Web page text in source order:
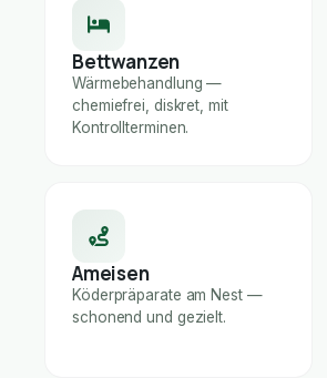
Bettwanzen
Wärmebehandlung —
chemiefrei, diskret, mit
Kontrollterminen.
Ameisen
Köderpräparate am Nest —
schonend und gezielt.